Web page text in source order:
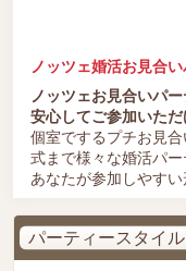
ノッツェ婚活お見合
ノッツェお見合いパ
安心してご参加いただ
個室でするプチお見
式まで様々な婚活パー
あなたが参加しやすい